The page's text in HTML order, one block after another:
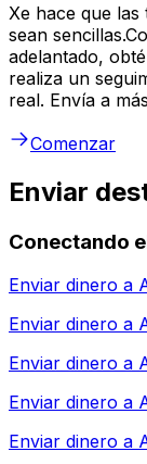
Xe hace que
sean
adelantado,
realiza un
real. Envía a
Comenzar
Enviar
Conectando
Enviar dinero a
Enviar dinero a
Enviar dinero a
Enviar dinero a
Enviar dinero a